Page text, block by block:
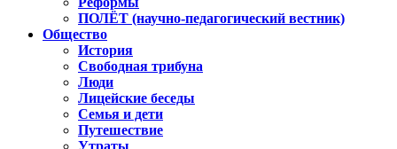
ПОЛЁТ (научно-педагогический вестник)
Общество
История
Свободная трибуна
Люди
Лицейские беседы
Семья и дети
Путешествие